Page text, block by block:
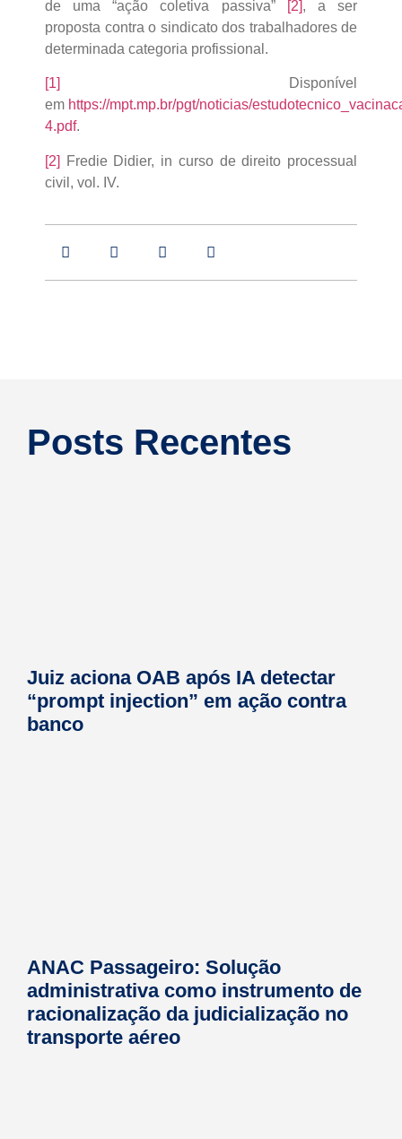
de uma “ação coletiva passiva” [2], a ser
proposta contra o sindicato dos trabalhadores de
determinada categoria profissional.
[1]
Disponível
em https://mpt.mp.br/pgt/noticias/
4.pdf.
[2]
Fredie Didier, in curso de direito processual
civil, vol. IV.
Posts Recentes
Juiz aciona OAB após IA detectar
“prompt injection” em ação contra
banco
ANAC Passageiro: Solução
administrativa como instrumento de
racionalização da judicialização no
transporte aéreo